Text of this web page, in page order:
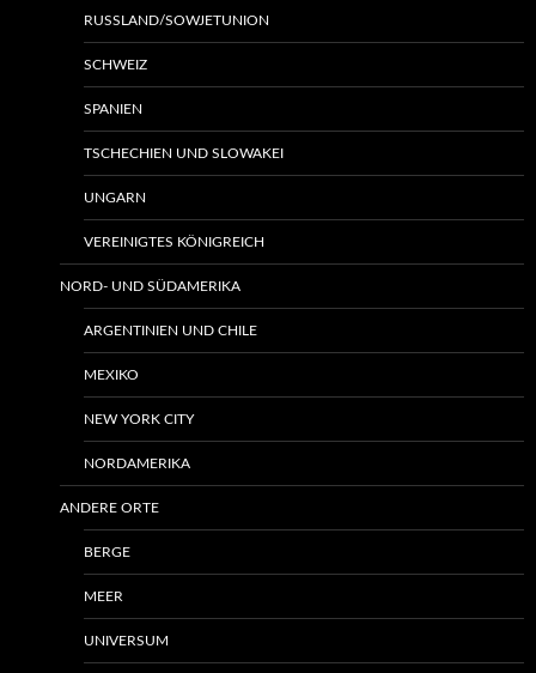
RUSSLAND/SOWJETUNION
SCHWEIZ
SPANIEN
TSCHECHIEN UND SLOWAKEI
UNGARN
VEREINIGTES KÖNIGREICH
NORD- UND SÜDAMERIKA
ARGENTINIEN UND CHILE
MEXIKO
NEW YORK CITY
NORDAMERIKA
ANDERE ORTE
BERGE
MEER
UNIVERSUM